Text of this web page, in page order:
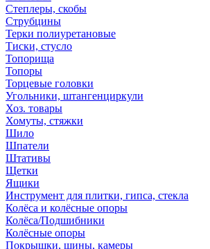
Степлеры, скобы
Струбцины
Терки полиуретановые
Тиски, стусло
Топорища
Топоры
Торцевые головки
Угольники, штангенциркули
Хоз. товары
Хомуты, стяжки
Шило
Шпатели
Штативы
Щетки
Ящики
Инструмент для плитки, гипса, стекла
Колёса и колёсные опоры
Колёса/Подшибники
Колёсные опоры
Покрышки, шины, камеры